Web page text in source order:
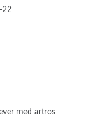
22
med artros